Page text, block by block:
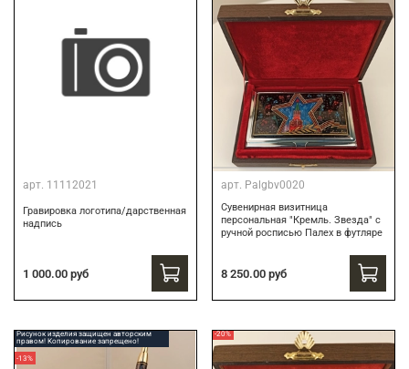
арт. 11112021
Гравировка логотипа/дарственная
надпись
1 000.00 руб
арт. Palgbv0020
Сувенирная визитница
персональная "Кремль. Звезда" с
ручной росписью Палех в футляре
8 250.00 руб
Рисунок изделия защищен авторским
правом! Копирование запрещено!
-13%
-20%